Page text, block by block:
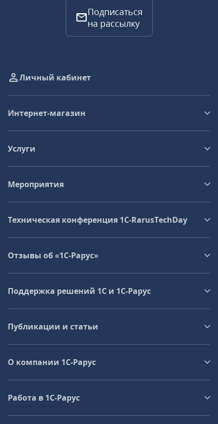
Подписаться
на рассылку
Личный кабинет
Интернет-магазин
Услуги
Мероприятия
Техническая конференция 1C‑RarusTechDay
Отзывы об «1С-Рарус»
Поддержка решений 1С и 1С‑Рарус
Публикации и статьи
О компании 1C-Рарус
Работа в 1С‑Рарус